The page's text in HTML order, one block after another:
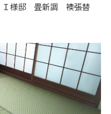
様邸 畳新調 襖張替